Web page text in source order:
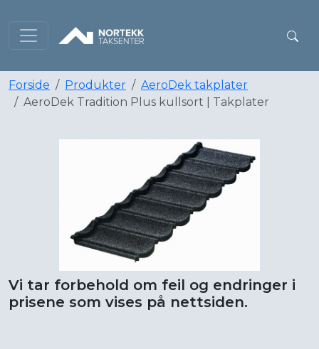
Forside Produkter
AeroDek takplater
AeroDek Tradition Plus kullsort | Takplater
Vi tar forbehold om feil og endringer i
prisene som vises på nettsiden.